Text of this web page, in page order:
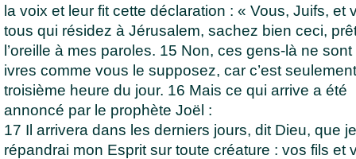
la voix et leur fit cette déclaration : « Vous, Juifs, et
tous qui résidez à Jérusalem, sachez bien ceci,
l’oreille à mes paroles. 15 Non, ces gens-là ne
ivres comme vous le supposez, car c’est
troisième heure du jour. 16 Mais ce qui arrive a été
annoncé par le prophète Joël :
17 Il arrivera dans les derniers jours, dit Dieu, que
répandrai mon Esprit sur toute créature : vos fils et